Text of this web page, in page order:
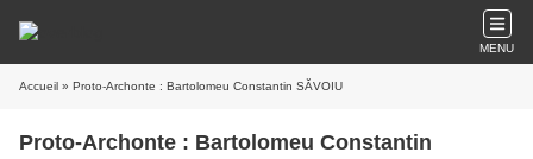
MENU
Accueil » Proto-Archonte : Bartolomeu Constantin SĂVOIU
Proto-Archonte : Bartolomeu Constantin